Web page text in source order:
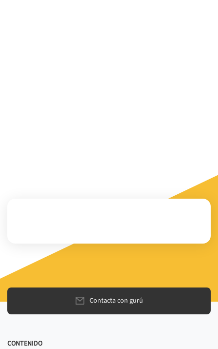
Contacta con gurú
CONTENIDO